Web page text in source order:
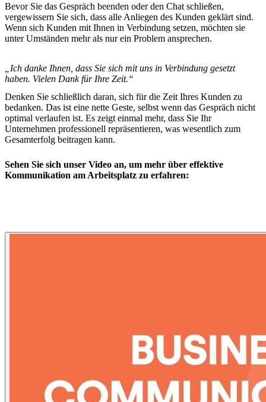
Bevor Sie das Gespräch beenden oder den Chat schließen,
vergewissern Sie sich, dass alle Anliegen des Kunden geklärt sind.
Wenn sich Kunden mit Ihnen in Verbindung setzen, möchten sie
unter Umständen mehr als nur ein Problem ansprechen.
„Ich danke Ihnen, dass Sie sich mit uns in Verbindung gesetzt
haben. Vielen Dank für Ihre Zeit.“
Denken Sie schließlich daran, sich für die Zeit Ihres Kunden zu
bedanken. Das ist eine nette Geste, selbst wenn das Gespräch nicht
optimal verlaufen ist. Es zeigt einmal mehr, dass Sie Ihr
Unternehmen professionell repräsentieren, was wesentlich zum
Gesamterfolg beitragen kann.
Sehen Sie sich unser Video an, um mehr über effektive
Kommunikation am Arbeitsplatz zu erfahren: